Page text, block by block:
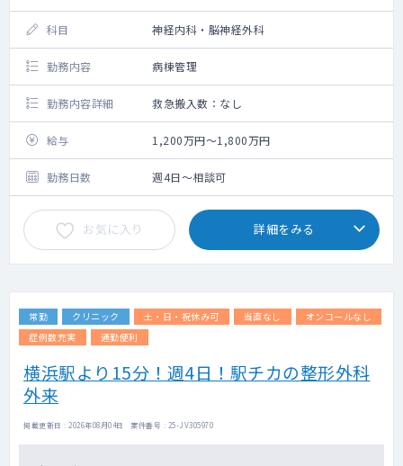
科目 神経内科・脳神経外科
勤務内容 病棟管理
勤務内容詳細 救急搬入数：なし
給与 1,200万円～1,800万円
勤務日数 週4日～相談可
お気に入り 詳細をみる
常勤 クリニック 土・日・祝休み可 当直なし
オンコールなし
症例数充実
通勤便利
横浜駅より15分！週4日！駅チカの整形外科
外来
掲載更新日 : 2026年08月04日 案件番号 : 25-JV305970